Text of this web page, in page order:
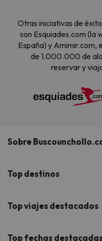
Otras iniciativas de
son Esquiades.com (la
España) y Amimir.com,
de 1.000.000 de
reservar y
Sobre
¿Quiénes somos?
Buscounchollo en los medios
Top destinos
Hoteles Andalucía
Top viajes destacados
Viajes con Niños
Top fechas